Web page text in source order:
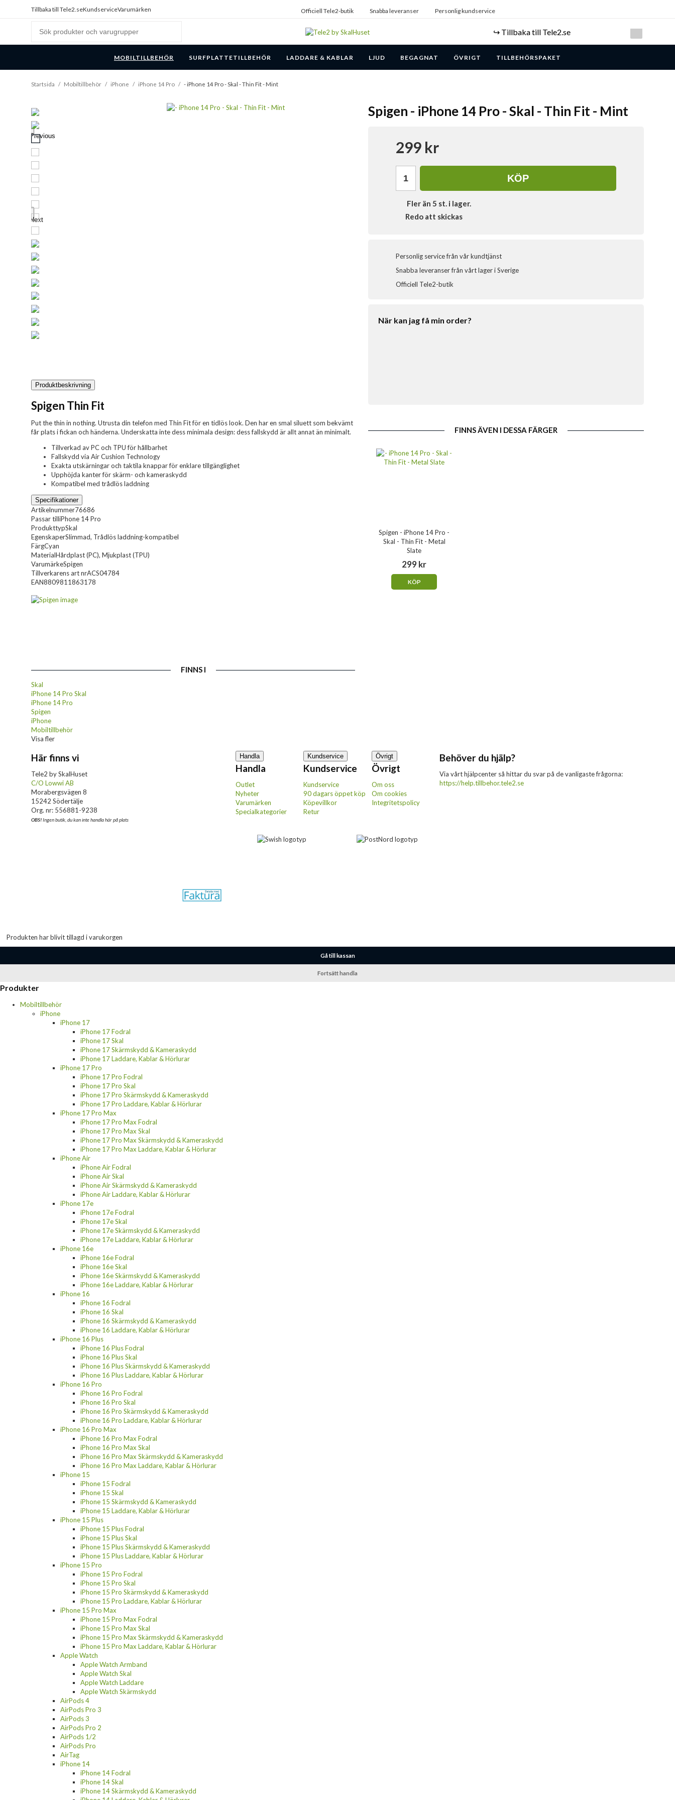
Tillbaka till Tele2.seKundserviceVarumärken Officiell Tele2-butik Snabba leveranser Personlig kundservice
↪️ Tillbaka till Tele2.se
MOBILTILLBEHÖR SURFPLATTETILLBEHÖR LADDARE & KABLAR LJUD BEGAGNAT ÖVRIGT TILLBEHÖRSPAKET
Startsida / Mobiltillbehör / iPhone / iPhone 14 Pro / - iPhone 14 Pro - Skal - Thin Fit - Mint
Previous
Next
Spigen - iPhone 14 Pro - Skal - Thin Fit - Mint
299 kr
KÖP
Fler än 5 st. i lager.
Redo att skickas
Personlig service från vår kundtjänst
Snabba leveranser från vårt lager i Sverige
Officiell Tele2-butik
När kan jag få min order?
FINNS ÄVEN I DESSA FÄRGER
Spigen - iPhone 14 Pro -
Skal - Thin Fit - Metal
Slate
299 kr
KÖP
Produktbeskrivning
Spigen Thin Fit
Put the thin in nothing. Utrusta din telefon med Thin Fit för en tidlös look. Den har en smal siluett som bekvämt
får plats i fickan och händerna. Underskatta inte dess minimala design: dess fallskydd är allt annat än minimalt.
Tillverkad av PC och TPU för hållbarhet
Fallskydd via Air Cushion Technology
Exakta utskärningar och taktila knappar för enklare tillgänglighet
Upphöjda kanter för skärm- och kameraskydd
Kompatibel med trådlös laddning
Specifikationer
Artikelnummer76686
Passar tilliPhone 14 Pro
ProdukttypSkal
EgenskaperSlimmad, Trådlös laddning-kompatibel
FärgCyan
MaterialHårdplast (PC), Mjukplast (TPU)
VarumärkeSpigen
Tillverkarens art nrACS04784
EAN8809811863178
FINNS I
Skal
iPhone 14 Pro Skal
iPhone 14 Pro
Spigen
iPhone
Mobiltillbehör
Visa fler
Här finns vi
Tele2 by SkalHuset
C/O Lowwi AB
Morabergsvägen 8
15242 Södertälje
Org. nr: 556881-9238
OBS!Ingen butik, du kan inte handla här på plats
Handla
Handla
Outlet
Nyheter
Varumärken
Specialkategorier
Kundservice
Kundservice
Kundservice
90 dagars öppet köp
Köpevillkor
Retur
Övrigt
Övrigt
Om oss
Om cookies
Integritetspolicy
Behöver du hjälp?
Via vårt hjälpcenter så hittar du svar på de vanligaste frågorna:
https://help.tillbehor.tele2.se
Produkten har blivit tillagd i varukorgen
Gå till kassan
Fortsätt handla
Produkter
Mobiltillbehör
iPhone
iPhone 17
iPhone 17 Fodral
iPhone 17 Skal
iPhone 17 Skärmskydd & Kameraskydd
iPhone 17 Laddare, Kablar & Hörlurar
iPhone 17 Pro
iPhone 17 Pro Fodral
iPhone 17 Pro Skal
iPhone 17 Pro Skärmskydd & Kameraskydd
iPhone 17 Pro Laddare, Kablar & Hörlurar
iPhone 17 Pro Max
iPhone 17 Pro Max Fodral
iPhone 17 Pro Max Skal
iPhone 17 Pro Max Skärmskydd & Kameraskydd
iPhone 17 Pro Max Laddare, Kablar & Hörlurar
iPhone Air
iPhone Air Fodral
iPhone Air Skal
iPhone Air Skärmskydd & Kameraskydd
iPhone Air Laddare, Kablar & Hörlurar
iPhone 17e
iPhone 17e Fodral
iPhone 17e Skal
iPhone 17e Skärmskydd & Kameraskydd
iPhone 17e Laddare, Kablar & Hörlurar
iPhone 16e
iPhone 16e Fodral
iPhone 16e Skal
iPhone 16e Skärmskydd & Kameraskydd
iPhone 16e Laddare, Kablar & Hörlurar
iPhone 16
iPhone 16 Fodral
iPhone 16 Skal
iPhone 16 Skärmskydd & Kameraskydd
iPhone 16 Laddare, Kablar & Hörlurar
iPhone 16 Plus
iPhone 16 Plus Fodral
iPhone 16 Plus Skal
iPhone 16 Plus Skärmskydd & Kameraskydd
iPhone 16 Plus Laddare, Kablar & Hörlurar
iPhone 16 Pro
iPhone 16 Pro Fodral
iPhone 16 Pro Skal
iPhone 16 Pro Skärmskydd & Kameraskydd
iPhone 16 Pro Laddare, Kablar & Hörlurar
iPhone 16 Pro Max
iPhone 16 Pro Max Fodral
iPhone 16 Pro Max Skal
iPhone 16 Pro Max Skärmskydd & Kameraskydd
iPhone 16 Pro Max Laddare, Kablar & Hörlurar
iPhone 15
iPhone 15 Fodral
iPhone 15 Skal
iPhone 15 Skärmskydd & Kameraskydd
iPhone 15 Laddare, Kablar & Hörlurar
iPhone 15 Plus
iPhone 15 Plus Fodral
iPhone 15 Plus Skal
iPhone 15 Plus Skärmskydd & Kameraskydd
iPhone 15 Plus Laddare, Kablar & Hörlurar
iPhone 15 Pro
iPhone 15 Pro Fodral
iPhone 15 Pro Skal
iPhone 15 Pro Skärmskydd & Kameraskydd
iPhone 15 Pro Laddare, Kablar & Hörlurar
iPhone 15 Pro Max
iPhone 15 Pro Max Fodral
iPhone 15 Pro Max Skal
iPhone 15 Pro Max Skärmskydd & Kameraskydd
iPhone 15 Pro Max Laddare, Kablar & Hörlurar
Apple Watch
Apple Watch Armband
Apple Watch Skal
Apple Watch Laddare
Apple Watch Skärmskydd
AirPods 4
AirPods Pro 3
AirPods 3
AirPods Pro 2
AirPods 1/2
AirPods Pro
AirTag
iPhone 14
iPhone 14 Fodral
iPhone 14 Skal
iPhone 14 Skärmskydd & Kameraskydd